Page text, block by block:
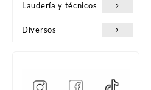
Laudería y técnicos
Diversos